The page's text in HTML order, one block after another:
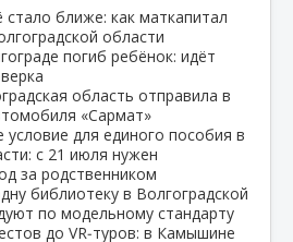
стало ближе: как маткапитал
области
погиб ребёнок: идёт
область отправила в
«Сармат»
условие для единого пособия в
с 21 июля нужен
за родственником
библиотеку в Волгоградской
по модельному стандарту
до VR‑туров: в Камышине